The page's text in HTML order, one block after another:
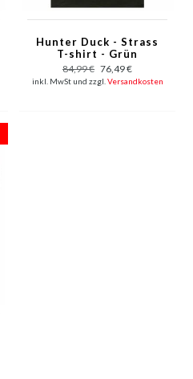
Hunter Duck - Strass
T-shirt - Grün
84,99 € 76,49 €
inkl. MwSt und zzgl. Versandkosten